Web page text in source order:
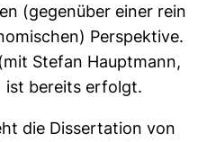
(gegenüber einer rein
Perspektive.
Stefan Hauptmann,
ist bereits erfolgt.
die Dissertation von